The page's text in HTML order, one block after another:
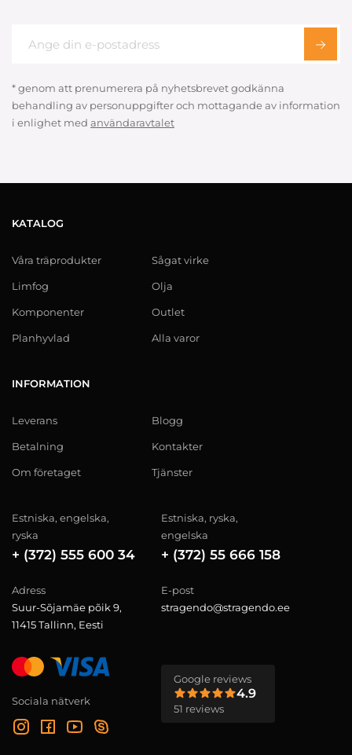
* genom att prenumerera på nyhetsbrevet godkänna
behandling av personuppgifter och mottagande av information
i enlighet med användaravtalet
KATALOG
Våra träprodukter
Limfog
Komponenter
Planhyvlad
Sågat virke
Olja
Outlet
Alla varor
INFORMATION
Leverans
Betalning
Om företaget
Blogg
Kontakter
Tjänster
Estniska, engelska,
ryska
+ (372) 555 600 34
Estniska, ryska,
engelska
+ (372) 55 666 158
Adress
Suur-Sõjamäe põik 9,
11415 Tallinn, Eesti
E-post
stragendo@stragendo.ee
Sociala nätverk
Google reviews
4.9
51 reviews